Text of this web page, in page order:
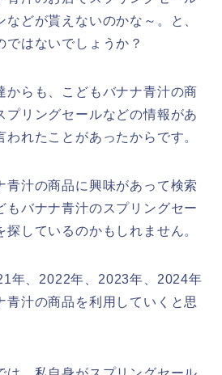
どが貰えないのかな～。と、
ではないでしょうか？
からも、こどもバナナ青汁の商
プリングセールなどの情報があ
われたことがあったからです。
青汁の商品に興味があって検索
もバナナ青汁のスプリングセー
探しているのかもしれません。
年、2022年、2023年、2024年
青汁の商品を利用していくと思